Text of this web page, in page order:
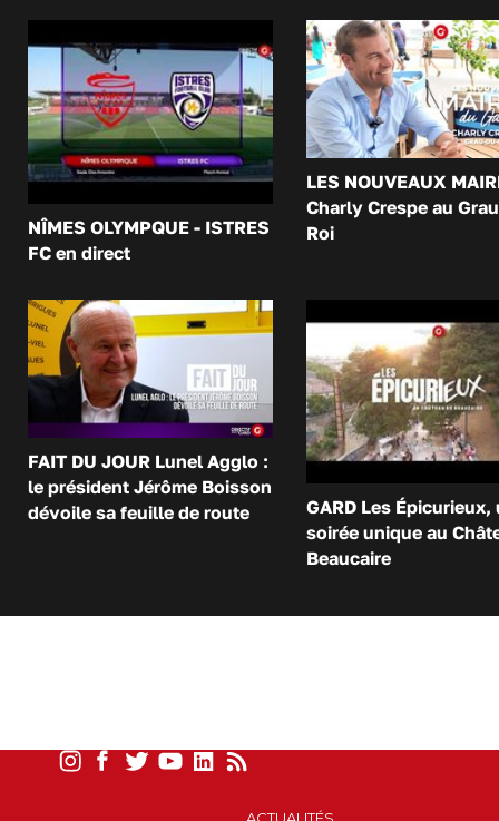
NÎMES OLYMPQUE - ISTRES
FC en direct
LES NOUVEAUX
Charly Crespe au
Roi
FAIT DU JOUR Lunel Agglo :
le président Jérôme Boisson
dévoile sa feuille de route
GARD Les Épicurieux,
soirée unique au
Beaucaire
ACTUALITÉS